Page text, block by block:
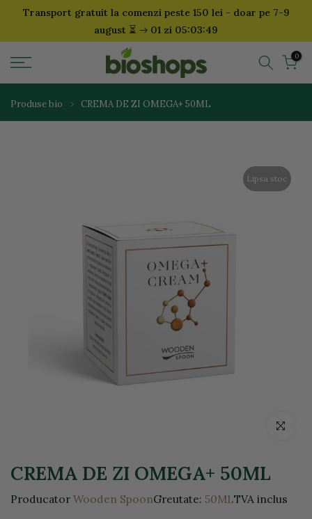
SariTransport gratuit la comenzi peste 150 lei - doar pe 7-9
august ⏳ 01 zi 05:03:49
0
Produse bio CREMA DE ZI OMEGA+ 50ML
Lipsa stoc
Click
CREMA DE ZI OMEGA+ 50ML
Producator Wooden SpoonGreutate: 50MLTVA inclus